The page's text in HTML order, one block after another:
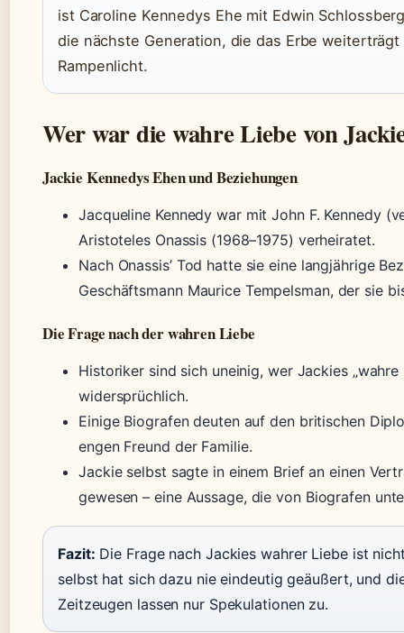
ist Caroline Kennedys Ehe mit Edwin
die nächste Generation, die das Erbe weiterträgt
Rampenlicht.
Wer war die wahre Liebe von
Jackie Kennedys Ehen und Beziehungen
Jacqueline Kennedy war mit John F. Kennedy
Aristoteles Onassis (1968–1975) verheiratet.
Nach Onassis’ Tod hatte sie eine langjährige
Geschäftsmann Maurice Tempelsman, der sie
Die Frage nach der wahren Liebe
Historiker sind sich uneinig, wer Jackies
widersprüchlich.
Einige Biografen deuten auf den britischen
engen Freund der Familie.
Jackie selbst sagte in einem Brief an einen
gewesen – eine Aussage, die von Biografen
Fazit: Die Frage nach Jackies wahrer Liebe ist
selbst hat sich dazu nie eindeutig geäußert, und
Zeitzeugen lassen nur Spekulationen zu.